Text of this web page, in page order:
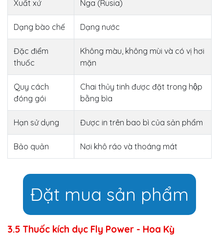
Xuất xứ Nga (Rusia)
Dạng bào chế Dạng nước
Đặc điểm
thuốc
Không màu, không mùi và có vị hơi
mặn
Quy cách
đóng gói
Chai thủy tinh được đặt trong hộp
bằng bìa
Hạn sử dụng Được in trên bao bì của sản phẩm
Bảo quản Nơi khô ráo và thoáng mát
Đặt mua sản phẩm
3.5 Thuốc kích dục Fly Power - Hoa Kỳ